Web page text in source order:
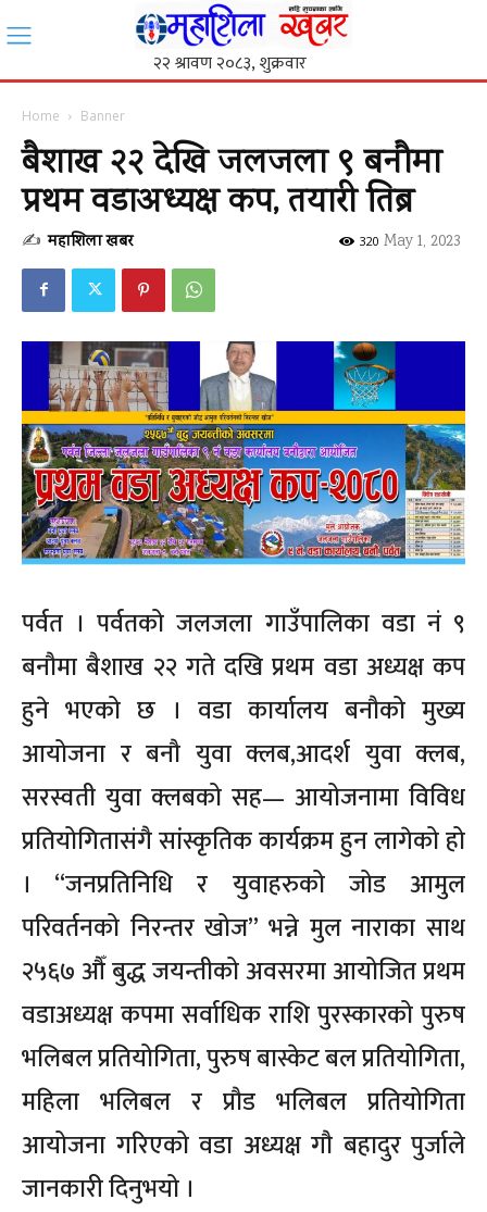
Home Banner
बैशाख २२ देखि जलजला ९ बनौमा
प्रथम वडाअध्यक्ष कप, तयारी तिब्र
✍ महाशिला खबर May 1, 2023
320
पर्वत । पर्वतको जलजला गाउँपालिका वडा नं ९
बनौमा बैशाख २२ गते दखि प्रथम वडा अध्यक्ष कप
हुने भएको छ । वडा कार्यालय बनौको मुख्य
आयोजना र बनौ युवा क्लब,आदर्श युवा क्लब,
सरस्वती युवा क्लबको सह— आयोजनामा विविध
प्रतियोगितासंगै सांस्कृतिक कार्यक्रम हुन लागेको हो
। “जनप्रतिनिधि र युवाहरुको जोड आमुल
परिवर्तनको निरन्तर खोज” भन्ने मुल नाराका साथ
२५६७ औँ बुद्ध जयन्तीको अवसरमा आयोजित प्रथम
वडाअध्यक्ष कपमा सर्वाधिक राशि पुरस्कारको पुरुष
भलिबल प्रतियोगिता, पुरुष बास्केट बल प्रतियोगिता,
महिला भलिबल र प्रौड भलिबल प्रतियोगिता
आयोजना गरिएको वडा अध्यक्ष गौ बहादुर पुर्जाले
जानकारी दिनुभयो ।